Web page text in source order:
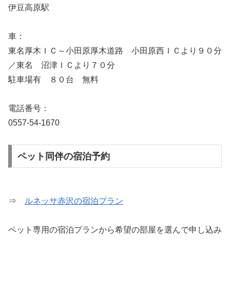
伊豆高原駅
車：
東名厚木ＩＣ～小田原厚木道路 小田原西ＩＣより９０分
／東名 沼津ＩＣより７０分
駐車場有 ８０台 無料
電話番号：
0557-54-1670
ペット同伴の宿泊予約
⇒ ルネッサ赤沢の宿泊プラン
ペット専用の宿泊プランから希望の部屋を選んで申し込み